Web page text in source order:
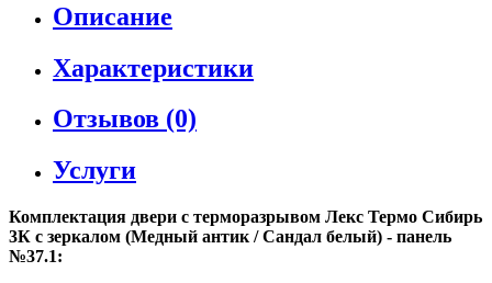
Описание
Характеристики
Отзывов (0)
Услуги
Комплектация двери с терморазрывом Лекс Термо Сибирь
3К с зеркалом (Медный антик / Сандал белый) - панель
№37.1: